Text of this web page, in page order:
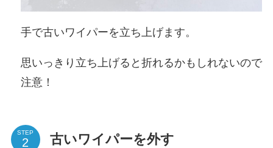
手で古いワイパーを立ち上げます。
思いっきり立ち上げると折れるかもしれないので
注意！
STEP 古いワイパーを外す